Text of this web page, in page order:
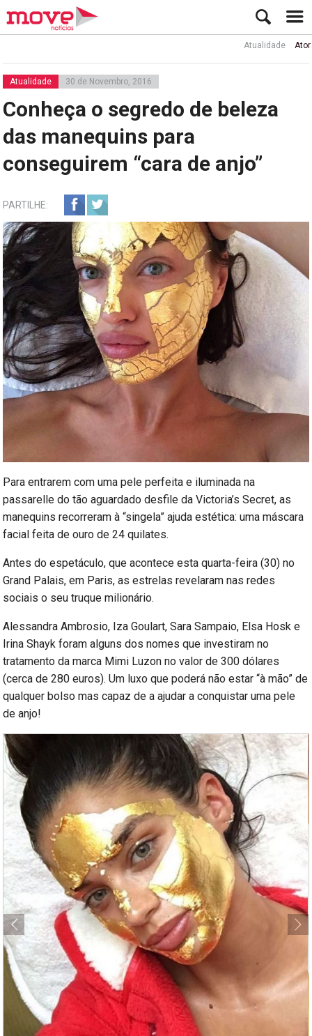
Atualidade Ator Rui
Atualidade 30 de Novembro, 2016
Conheça o segredo de beleza
das manequins para
conseguirem “cara de anjo”
PARTILHE:
Para entrarem com uma pele perfeita e iluminada na
passarelle do tão aguardado desfile da Victoria’s Secret, as
manequins recorreram à “singela” ajuda estética: uma máscara
facial feita de ouro de 24 quilates.
Antes do espetáculo, que acontece esta quarta-feira (30) no
Grand Palais, em Paris, as estrelas revelaram nas redes
sociais o seu truque milionário.
Alessandra Ambrosio, Iza Goulart, Sara Sampaio, Elsa Hosk e
Irina Shayk foram alguns dos nomes que investiram no
tratamento da marca Mimi Luzon no valor de 300 dólares
(cerca de 280 euros). Um luxo que poderá não estar “à mão” de
qualquer bolso mas capaz de a ajudar a conquistar uma pele
de anjo!